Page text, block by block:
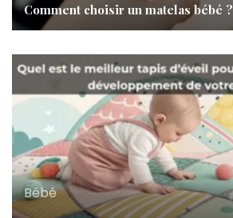
Comment choisir un matelas bébé ?
Bébé